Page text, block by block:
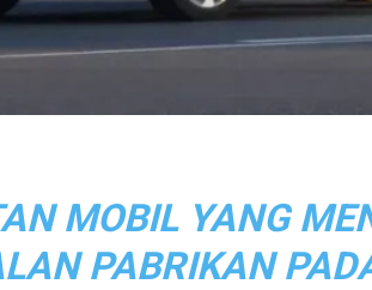
MOBIL YANG
PABRIKAN